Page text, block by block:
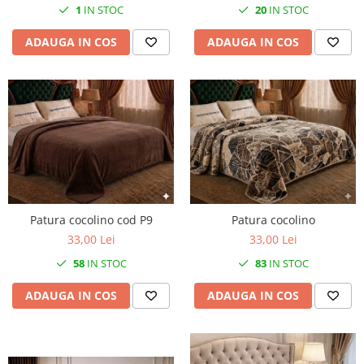
1 IN STOC
ADAUGA IN COS
20IN STOC
ADAUGA IN COS
Patura cocolino cod P9
33,00 Lei
58IN STOC
ADAUGA IN COS
Patura cocolino
33,00 Lei
83IN STOC
ADAUGA IN COS